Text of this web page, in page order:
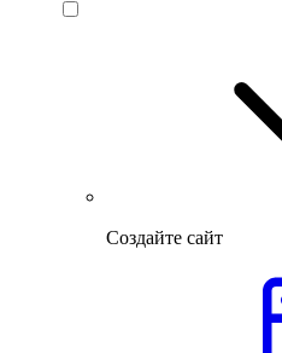
Создайте сайт